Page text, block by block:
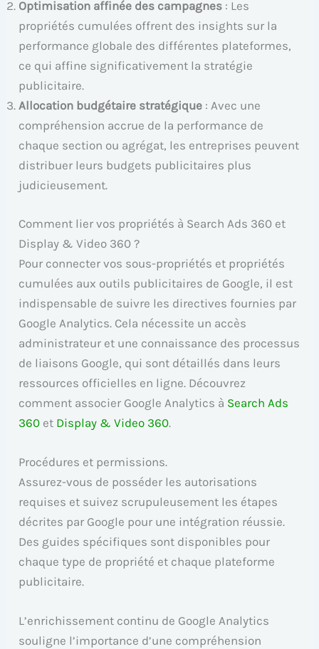
Optimisation affinée des campagnes : Les
propriétés cumulées offrent des insights sur la
performance globale des différentes plateformes,
ce qui affine significativement la stratégie
publicitaire.
Allocation budgétaire stratégique : Avec une
compréhension accrue de la performance de
chaque section ou agrégat, les entreprises peuvent
distribuer leurs budgets publicitaires plus
judicieusement.
Comment lier vos propriétés à Search Ads 360 et
Display & Video 360 ?
Pour connecter vos sous-propriétés et propriétés
cumulées aux outils publicitaires de Google, il est
indispensable de suivre les directives fournies par
Google Analytics. Cela nécessite un accès
administrateur et une connaissance des processus
de liaisons Google, qui sont détaillés dans leurs
ressources officielles en ligne. Découvrez
comment associer Google Analytics à Search Ads
360 et Display & Video 360.
Procédures et permissions.
Assurez-vous de posséder les autorisations
requises et suivez scrupuleusement les étapes
décrites par Google pour une intégration réussie.
Des guides spécifiques sont disponibles pour
chaque type de propriété et chaque plateforme
publicitaire.
L’enrichissement continu de Google Analytics
souligne l’importance d’une compréhension